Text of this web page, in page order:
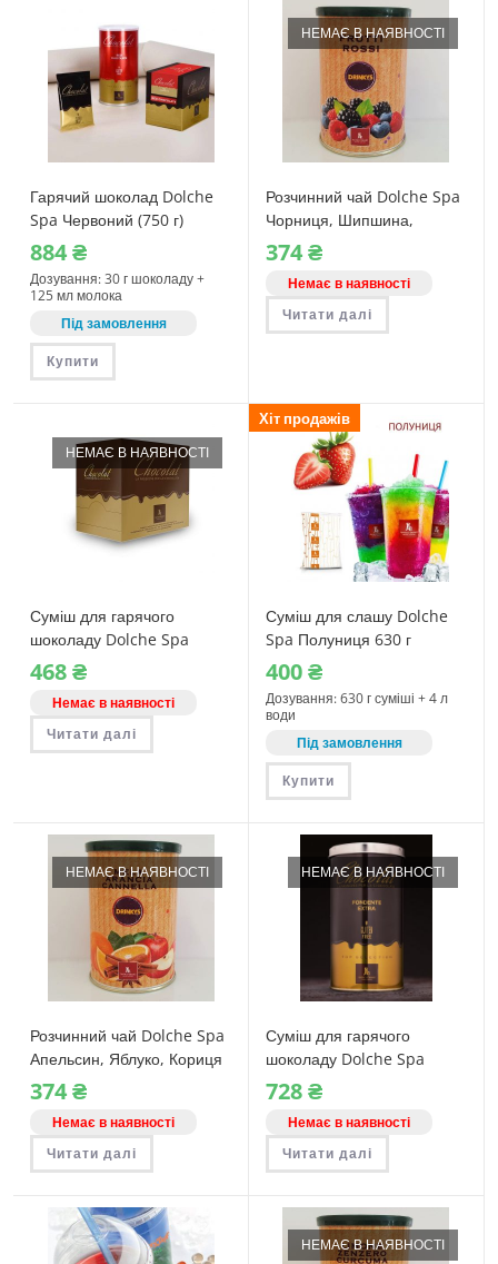
Гарячий шоколад Dolche
Spa Червоний (750 г)
884₴
Дозування: 30 г шоколаду +
125 мл молока
Під замовлення
Купити
НЕМАЄ В НАЯВНОСТІ
Розчинний чай Dolche Spa
Чорниця, Шипшина,
Гібіскус 250 г
374₴
Немає в наявності
Читати далі
НЕМАЄ В НАЯВНОСТІ
Суміш для гарячого
шоколаду Dolche Spa
PRALINES 10 стіків по 30
грам
468₴
Немає в наявності
Читати далі
Хіт продажів
Суміш для слашу Dolche
Spa Полуниця 630 г
(04060)
400₴
Дозування: 630 г суміші + 4 л
води
Під замовлення
Купити
НЕМАЄ В НАЯВНОСТІ
Розчинний чай Dolche Spa
Апельсин, Яблуко, Кориця
250 г
374₴
Немає в наявності
Читати далі
НЕМАЄ В НАЯВНОСТІ
Суміш для гарячого
шоколаду Dolche Spa
Темний 750 грам
728₴
Немає в наявності
Читати далі
НЕМАЄ В НАЯВНОСТІ